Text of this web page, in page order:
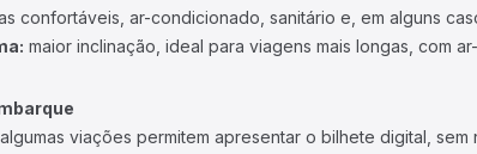
confortáveis, ar-condicionado, sanitário e, em alguns
maior inclinação, ideal para viagens mais longas, com
algumas viações permitem apresentar o bilhete digital,